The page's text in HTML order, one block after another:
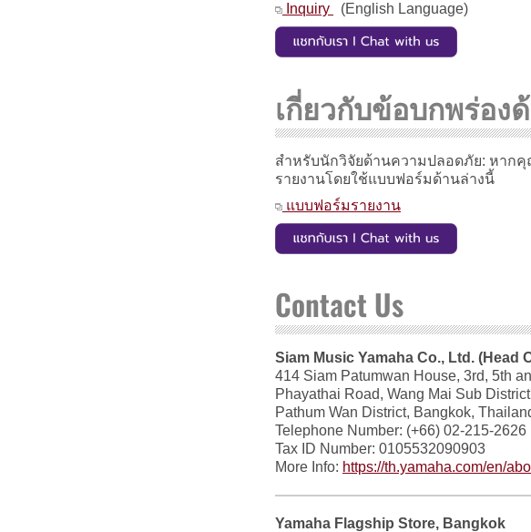
Inquiry
(English Language)
เกี่ยวกับข้อบกพร่อ
สำหรับนักวิจัยด้านความปลอดภัย: หาก
รายงานโดยใช้แบบฟอร์มด้านล่างนี้
แบบฟอร์มรายงาน
Contact Us
Siam Music Yamaha Co., Ltd. (Head
414 Siam Patumwan House, 3rd, 5th
Phayathai Road, Wang Mai Sub
Pathum Wan District, Bangkok,
Telephone Number: (+66) 02-215-2626
Tax ID Number: 0105532090903
More Info: https://th.yamaha.com/en/
Yamaha Flagship Store, Bangkok